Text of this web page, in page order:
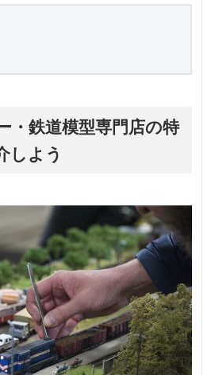
・鉄道模型専門店の特
しよう